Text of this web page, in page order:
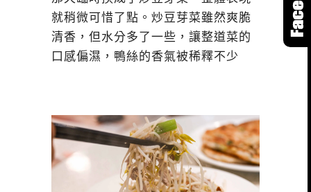
就稍微可惜了點。炒豆芽菜雖然爽脆
清香，但水分多了一些，讓整道菜的
口感偏濕，鴨絲的香氣被稀釋不少